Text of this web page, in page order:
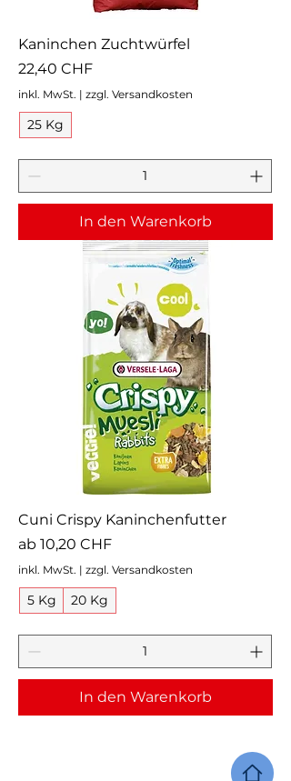
Kaninchen Zuchtwürfel
Preis
22,40 CHF
inkl. MwSt. | zzgl. Versandkosten
25 Kg
In den Warenkorb
Cuni Crispy Kaninchenfutter
ab 10,20 CHF
Sale-Preis
inkl. MwSt. | zzgl. Versandkosten
5 Kg 20 Kg
In den Warenkorb